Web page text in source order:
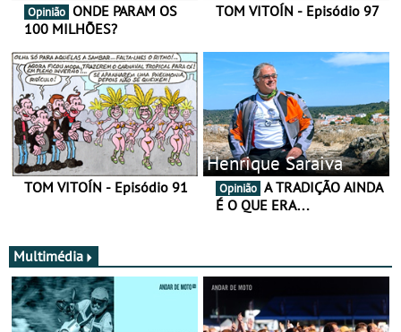
Opinião
100 MILHÕES?
TOM VITOÍN - Episódio 97
TOM VITOÍN - Episódio 91
Henrique Saraiva
Opinião
É O QUE ERA…
Multimédia